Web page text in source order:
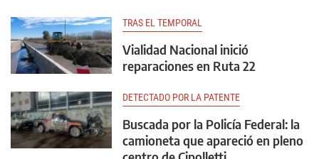
TRAS EL TEMPORAL
Vialidad Nacional inició
reparaciones en Ruta 22
DETECTADO POR LA PATENTE
Buscada por la Policía Federal: la
camioneta que apareció en pleno